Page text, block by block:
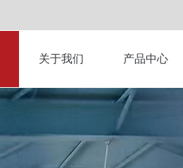
关于我们 产品中心